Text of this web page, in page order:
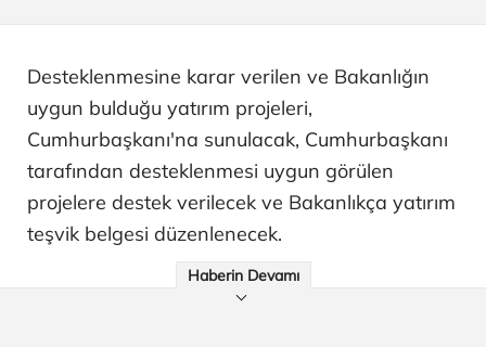
Desteklenmesine karar verilen ve Bakanlığın
uygun bulduğu yatırım projeleri,
Cumhurbaşkanı'na sunulacak, Cumhurbaşkanı
tarafından desteklenmesi uygun görülen
projelere destek verilecek ve Bakanlıkça yatırım
teşvik belgesi düzenlenecek.
Haberin Devamı